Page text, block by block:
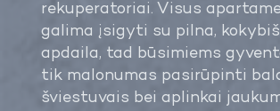
rekuperatoriai. Visus
galima įsigyti su pilna,
apdaila, tad būsimiems
tik malonumas pasirūpinti
šviestuvais bei aplinkai